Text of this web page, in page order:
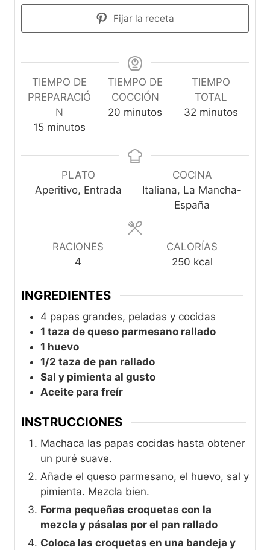
Fijar la receta
TIEMPO DE
PREPARACIÓ
N
15m
n
t
minutos
TIEMPO DE
COCCIÓN
20 m
o
minutos
TIEMPO
TOTAL
32 m
u
t
o
s
minutos
PLATO
Aperitivo, Entrada
COCINA
Italiana, La Mancha-
España
RACIONES
4
CALORÍAS
250 kcal
INGREDIENTES
4 papas grandes, peladas y cocidas
1 taza de queso parmesano rallado
1 huevo
1/2 taza de pan rallado
Sal y pimienta al gusto
Aceite para freír
INSTRUCCIONES
Machaca las papas cocidas hasta obtener
un puré suave.
Añade el queso parmesano, el huevo, sal y
pimienta. Mezcla bien.
Forma pequeñas croquetas con la
mezcla y pásalas por el pan rallado
Coloca las croquetas en una bandeja y